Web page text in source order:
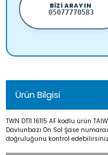
BIZI ARAYIN
05077770583
Ürün Bilgisi
TWN DT11 16115 AF kodlu ürün
Davlunbazı Ön Sol Şase
doğruluğunu kontrol